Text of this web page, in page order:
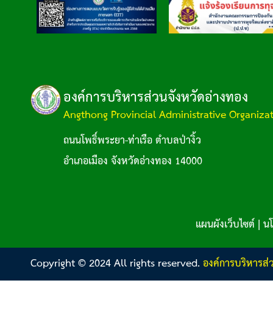
องค์การบริหารส่วนจังหวัดอ่างทอง
Angthong Provincial Administrative
ถนนโพธิ์พระยา-ท่าเรือ ตำบลป่างิ้ว
อำเภอเมือง จังหวัดอ่างทอง 14000
แผนผังเว็บไซต์|น
Copyright © 2024 All rights reserved.องค์การบริหาร